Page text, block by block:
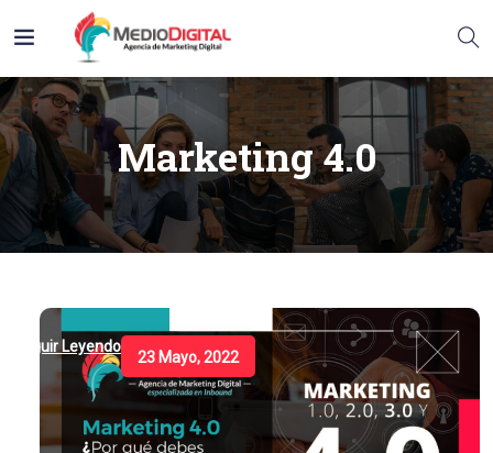
Marketing 4.0
Seguir Leyendo
23 Mayo, 2022